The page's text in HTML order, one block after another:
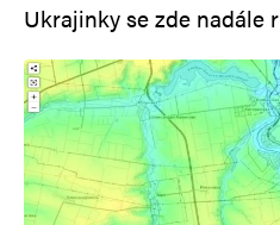
Ukrajinky se zde nadále